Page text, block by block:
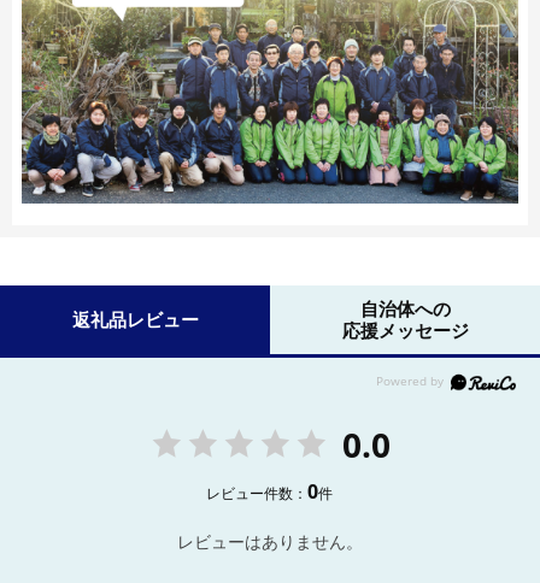
返礼品レビュー
自治体への
応援メッセージ
0.0
レビュー件数：0件
レビューはありません。